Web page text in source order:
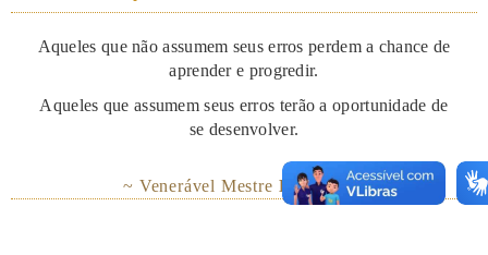
Aqueles que não assumem seus erros perdem a chance de
aprender e progredir.
Aqueles que assumem seus erros terão a oportunidade de
se desenvolver.
~ Venerável Mestre Hsing Yün